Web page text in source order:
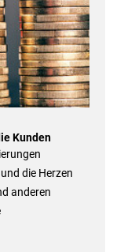
Kunden
die Herzen
anderen